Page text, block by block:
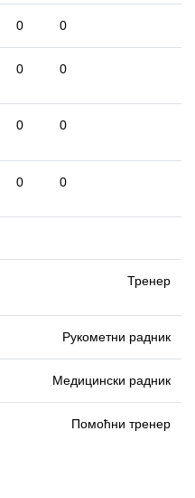
0 0
0 0
0 0
0 0
Тренер
Рукометни радник
Медицински радник
Помоћни тренер